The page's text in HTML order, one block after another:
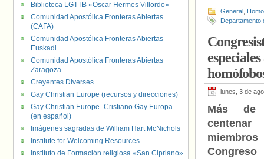
General
Departamento
Intersexuales
lunes, 3 de
Más de
Biblioteca LGTTB «Oscar Hermes Villordo»
Comunidad Apostólica Fronteras Abiertas
(CAFA)
Comunidad Apostólica Fronteras Abiertas
Euskadi
Comunidad Apostólica Fronteras Abiertas
Zaragoza
Creyentes Diverses
Gay Christian Europe (recursos y direcciones)
Gay Christian Europe- Cristiano Gay Europa
(en español)
Imágenes sagradas de William Hart McNichols
Institute for Welcoming Resources
Instituto de Formación religiosa «San Cipriano»